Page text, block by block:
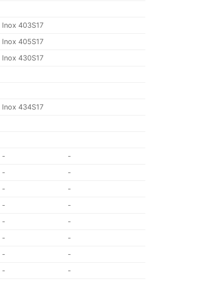
Inox 403S17
Inox 405S17
Inox 430S17
Inox 434S17
-
-
-
-
-
-
-
-
-
-
-
-
-
-
-
-